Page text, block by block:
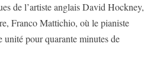
de l’artiste anglais David Hockney,
Franco Mattichio, où le pianiste
unité pour quarante minutes de